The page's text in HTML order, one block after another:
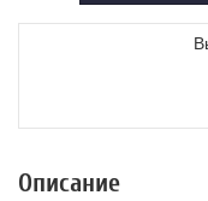
Описание